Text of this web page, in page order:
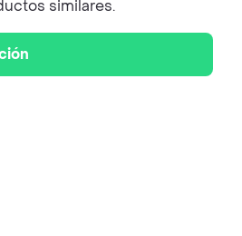
similares.